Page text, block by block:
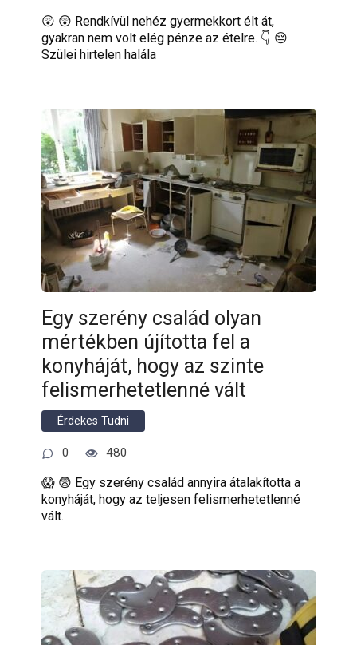
😲 😲 Rendkívül nehéz gyermekkort élt át,
gyakran nem volt elég pénze az ételre. 👇 😔
Szülei hirtelen halála
Egy szerény család olyan
mértékben újította fel a
konyháját, hogy az szinte
felismerhetetlenné vált
Érdekes Tudni
0 480
😱 😨 Egy szerény család annyira átalakította a
konyháját, hogy az teljesen felismerhetetlenné
vált.